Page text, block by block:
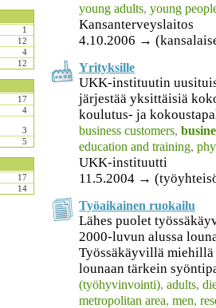
1
12
4
12
17
4
3
5
17
14
young adults, young
Kansanterveyslaitos
4.10.2006 →
Yrityksille
UKK-instituutin
järjestää yksittäisiä
koulutus- ja
business customers,
education and training,
UKK-instituutti
11.5.2004 →
Työaikainen ruokailu
Lähes puolet
2000-luvun alussa
Työssäkäyvillä
lounaan tärkein
(työhyvinvointi), adults,
metropolitan area, men,